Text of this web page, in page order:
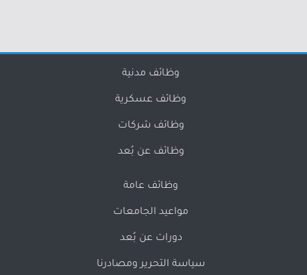
وظائف مدنية
وظائف عسكرية
وظائف شركات
وظائف عن بُعد
وظائف عامة
مواعيد الجامعات
دورات عن بُعد
سياسة التحرير ومصادرنا